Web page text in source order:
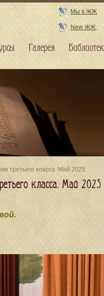
третьего класса. Май 2025
класса. Май 2025
Мы в ЖЖ
New ЖЖ
Галерея